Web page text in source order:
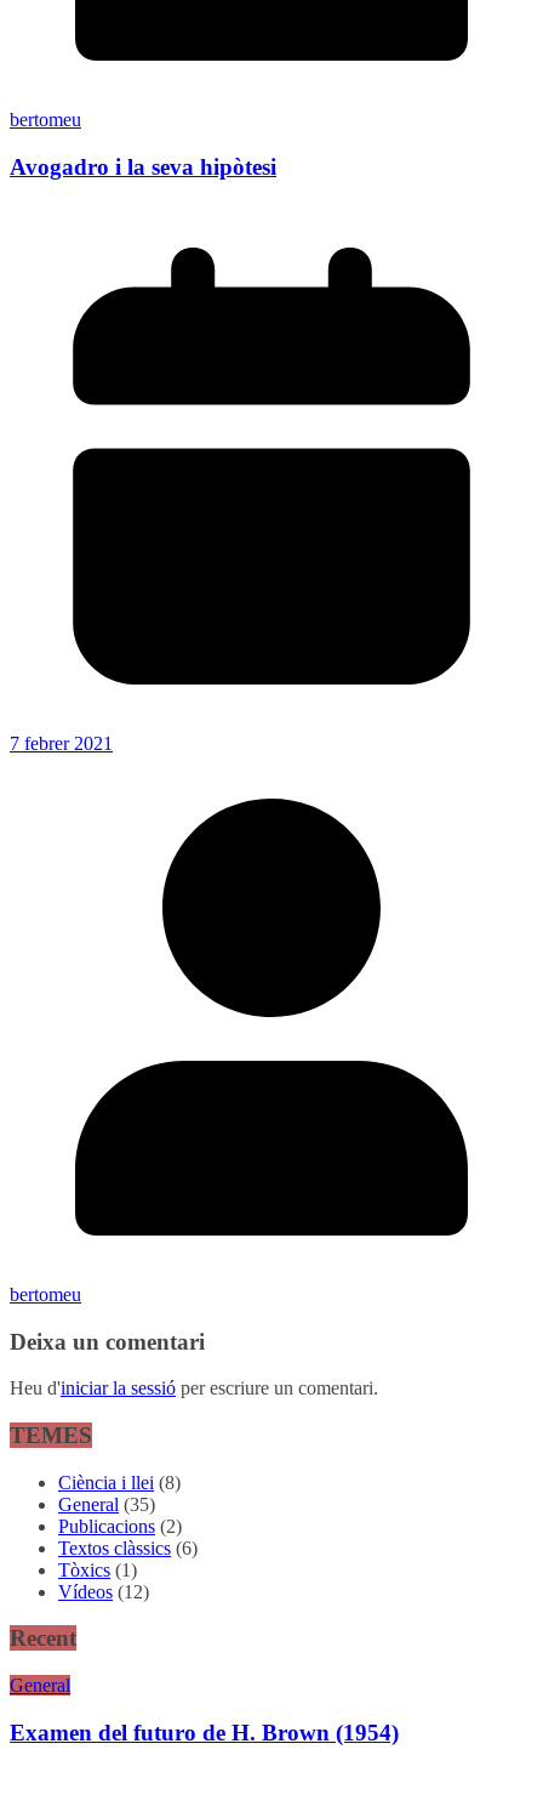
bertomeu
Avogadro i la seva hipòtesi
7 febrer 2021
bertomeu
Deixa un comentari
Heu d'iniciar la sessió per escriure un comentari.
TEMES
Ciència i llei (8)
General (35)
Publicacions (2)
Textos clàssics (6)
Tòxics (1)
Vídeos (12)
Recent
General
Examen del futuro de H. Brown (1954)